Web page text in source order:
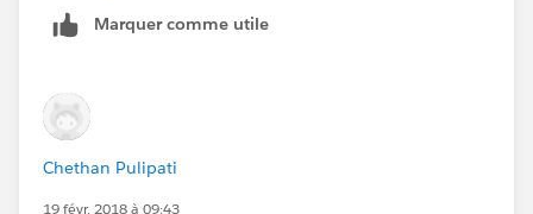
MuleSoft Forum Moderator
Senior Integration Consultant
Marquer comme utile
Chethan Pulipati
19 févr. 2018 à 09:43